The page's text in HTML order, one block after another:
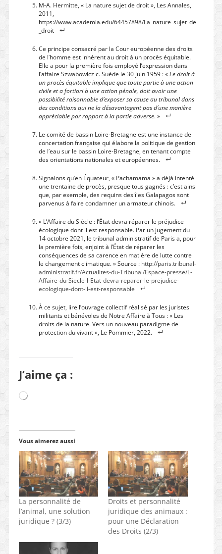
M-A. Hermitte, « La nature sujet de droit », Les Annales,
2011,
https://www.academia.edu/64457898/La_nature_sujet_de
_droit
Ce principe consacré par la Cour européenne des droits
de l’homme est inhérent au droit à un procès équitable.
Elle a pour la première fois employé l’expression dans
l’affaire Szwabowicz c. Suède le 30 juin 1959 : «Le droit à
un procès équitable implique que toute partie à une action
civile et a fortiori à une action pénale, doit avoir une
possibilité raisonnable d’exposer sa cause au tribunal dans
des conditions qui ne la désavantagent pas d’une manière
appréciable par rapport à la partie adverse. »
Le comité de bassin Loire-Bretagne est une instance de
concertation française qui élabore la politique de gestion
de l’eau sur le bassin Loire-Bretagne, en tenant compte
des orientations nationales et européennes.
Signalons qu’en Équateur, « Pachamama » a déjà intenté
une trentaine de procès, presque tous gagnés : c’est ainsi
que, par exemple, des requins des îles Galapagos sont
parvenus à faire condamner un armateur chinois.
« L’Affaire du Siècle : l’État devra réparer le préjudice
écologique dont il est responsable. Par un jugement du
14 octobre 2021, le tribunal administratif de Paris a, pour
la première fois, enjoint à l’État de réparer les
conséquences de sa carence en matière de lutte contre
le changement climatique. » Source : http://paris.tribunal-
administratif.fr/Actualites-du-Tribunal/Espace-presse/L-
Affaire-du-Siecle-l-Etat-devra-reparer-le-prejudice-
ecologique-dont-il-est-responsable
À ce sujet, lire l’ouvrage collectif réalisé par les juristes
militants et bénévoles de Notre Affaire à Tous : « Les
droits de la nature. Vers un nouveau paradigme de
protection du vivant », Le Pommier, 2022.
J’aime ça :
Chargement…
Vous aimerez aussi
La personnalité de
l’animal, une solution
juridique ? (3/3)
Droits et personnalité
juridique des animaux :
pour une Déclaration
des Droits (2/3)